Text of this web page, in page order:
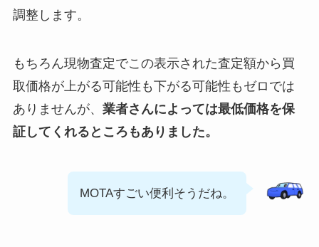
調整します。
もちろん現物査定でこの表示された査定額から買
取価格が上がる可能性も下がる可能性もゼロでは
ありませんが、 業者さんによっては最低価格を保
証してくれるところもありました。
MOTAすごい便利そうだね。